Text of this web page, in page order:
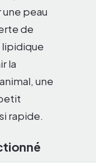
peau
de
lipidique
la
une
rapide.